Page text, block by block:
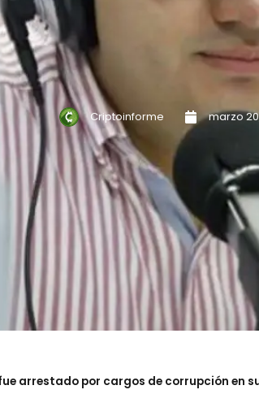
Criptoinforme marzo
fue arrestado por cargos de corrupción en